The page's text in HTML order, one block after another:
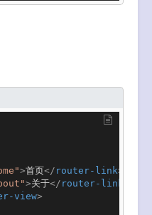
>首页</ router-link>
>关于</ router-link
view>